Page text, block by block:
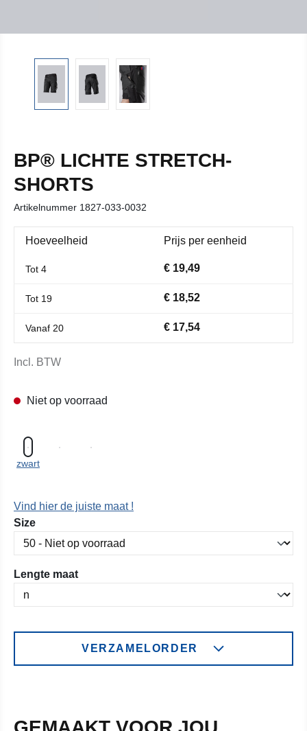
BP® LICHTE STRETCH-
SHORTS
Artikelnummer 1827-033-0032
Hoeveelheid Prijs per eenheid
Tot 4 € 19,49
Tot 19 € 18,52
Vanaf 20 € 17,54
Incl. BTW
Niet op voorraad
zwart
Vind hier de juiste maat !
Selecteer
Size
Selecteer
Lengte maat
VERZAMELORDER